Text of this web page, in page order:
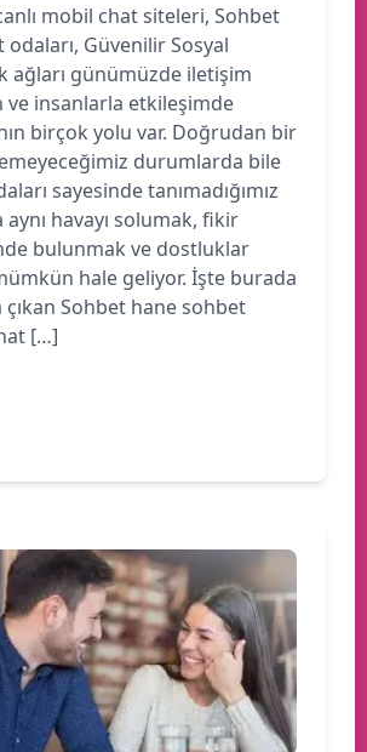
mobil chat siteleri, Sohbet
odaları, Güvenilir Sosyal
ağları günümüzde iletişim
ve insanlarla etkileşimde
birçok yolu var. Doğrudan bir
durumlarda bile
sayesinde tanımadığımız
havayı solumak, fikir
bulunmak ve dostluklar
hale geliyor. İşte burada
çıkan Sohbet hane sohbet
[…]